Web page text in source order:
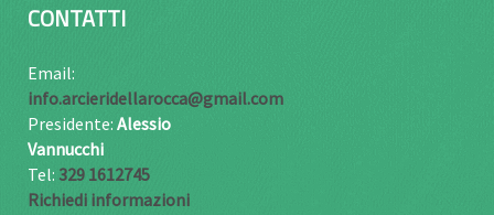
CONTATTI
Email:
info.arcieridellarocca@gmail.com
Presidente: Alessio
Vannucchi
Tel: 329 1612745
Richiedi informazioni